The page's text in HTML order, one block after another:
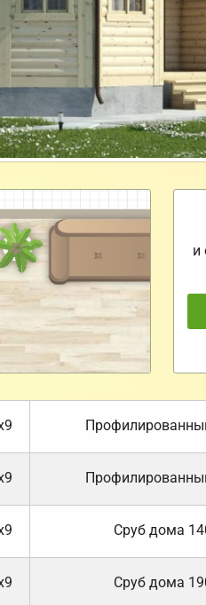
и
Cруб дома
Cруб дома